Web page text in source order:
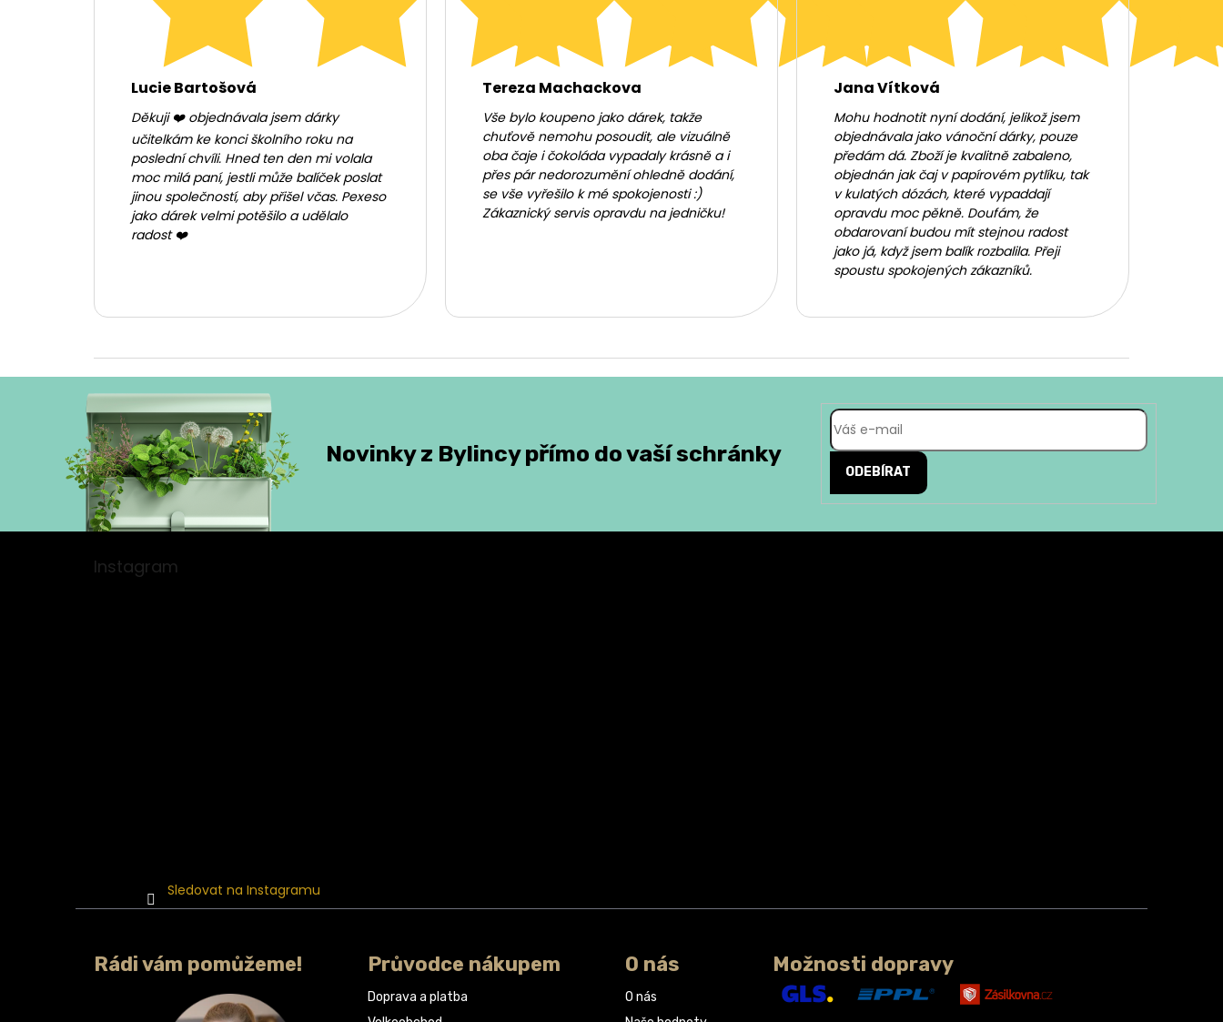
Lucie Bartošová
Děkuji ❤️ objednávala jsem dárky
učitelkám ke konci školního roku na
poslední chvíli. Hned ten den mi volala
moc milá paní, jestli může balíček poslat
jinou společností, aby přišel včas. Pexeso
jako dárek velmi potěšilo a udělalo
radost ❤️
Tereza Machackova
Vše bylo koupeno jako dárek, takže
chuťově nemohu posoudit, ale vizuálně
oba čaje i čokoláda vypadaly krásně a i
přes pár nedorozumění ohledně dodání,
se vše vyřešilo k mé spokojenosti :)
Zákaznický servis opravdu na jedničku!
Jana Vítková
Mohu hodnotit nyní dodání, jelikož jsem
objednávala jako vánoční dárky, pouze
předám dá. Zboží je kvalitně zabaleno,
objednán jak čaj v papírovém pytlíku, tak
v kulatých dózách, které vypaddají
opravdu moc pěkně. Doufám, že
obdarovaní budou mít stejnou radost
jako já, když jsem balík rozbalila. Přeji
spoustu spokojených zákazníků.
Novinky z Bylincy přímo do vaší schránky
ODEBÍRAT
Z
Instagram
Sledovat na Instagramu
Rádi vám pomůžeme! Průvodce nákupem
Doprava a platba
O nás
O nás
Možnosti dopravy